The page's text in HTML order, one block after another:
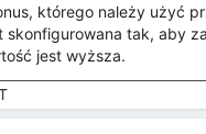
którego należy użyć
skonfigurowana tak, aby
jest wyższa.